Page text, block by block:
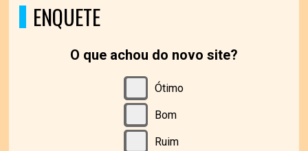
ENQUETE
O que achou do novo site?
Ótimo
Bom
Ruim